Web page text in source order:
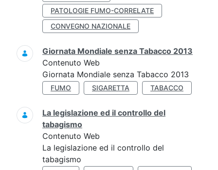
PATOLOGIE FUMO-CORRELATE
CONVEGNO NAZIONALE
Giornata Mondiale senza Tabacco 2013
Contenuto Web
Giornata Mondiale senza Tabacco 2013
FUMO SIGARETTA TABACCO
La legislazione ed il controllo del
tabagismo
Contenuto Web
La legislazione ed il controllo del
tabagismo